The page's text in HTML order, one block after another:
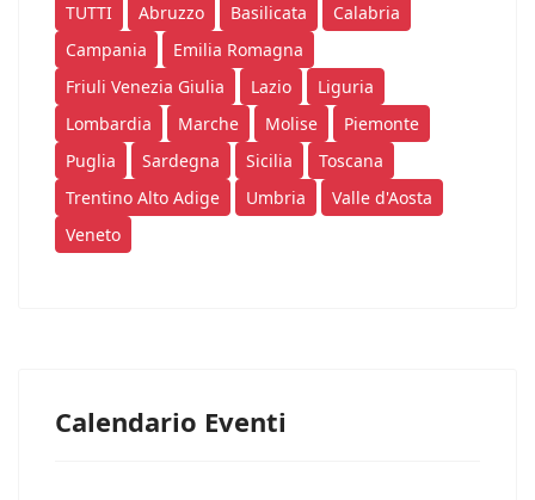
TUTTI Abruzzo Basilicata
Calabria
Campania
Emilia Romagna
Friuli Venezia Giulia
Lazio
Liguria
Lombardia
Marche Molise
Piemonte
Puglia
Sardegna Sicilia
Toscana
Trentino Alto Adige
Umbria
Valle d'Aosta
Veneto
Calendario Eventi